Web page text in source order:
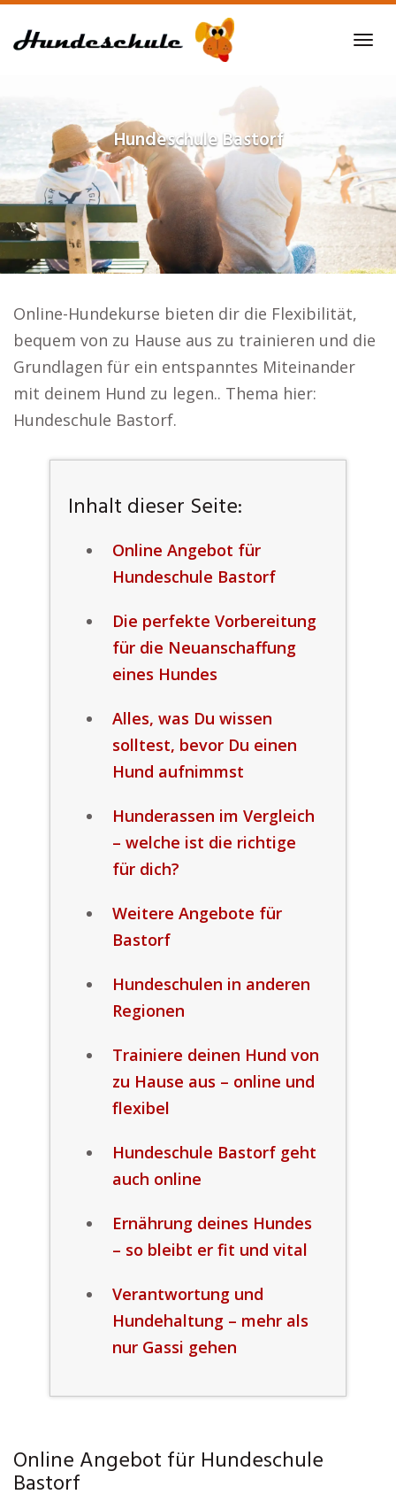
to
HundeschuleBastorf
Online-Hundekurse bieten dir die Flexibilität,
bequem von zu Hause aus zu trainieren und die
Grundlagen für ein entspanntes Miteinander
mit deinem Hund zu legen.. Thema hier:
Hundeschule Bastorf.
Inhalt dieser Seite:
Online Angebot für
Hundeschule Bastorf
Die perfekte Vorbereitung
für die Neuanschaffung
eines Hundes
Alles, was Du wissen
solltest, bevor Du einen
Hund aufnimmst
Hunderassen im Vergleich
– welche ist die richtige
für dich?
Weitere Angebote für
Bastorf
Hundeschulen in anderen
Regionen
Trainiere deinen Hund von
zu Hause aus – online und
flexibel
Hundeschule Bastorf geht
auch online
Ernährung deines Hundes
– so bleibt er fit und vital
Verantwortung und
Hundehaltung – mehr als
nur Gassi gehen
Online Angebot für Hundeschule
Bastorf